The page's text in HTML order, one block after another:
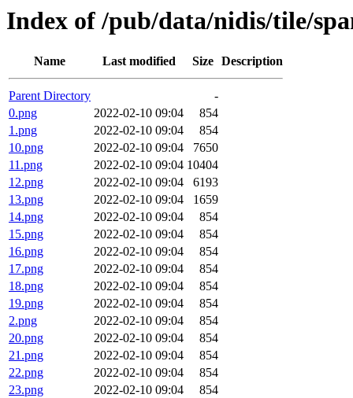
Index of /pub/data/nidis/tile/
Name Last modified Size Description
Parent Directory
-
0.png
2022-02-10 09:04
854
1.png
2022-02-10 09:04
854
10.png
2022-02-10 09:04
7650
11.png
2022-02-10 09:04 10404
12.png
2022-02-10 09:04
6193
13.png
2022-02-10 09:04
1659
14.png
2022-02-10 09:04
854
15.png
2022-02-10 09:04
854
16.png
2022-02-10 09:04
854
17.png
2022-02-10 09:04
854
18.png
2022-02-10 09:04
854
19.png
2022-02-10 09:04
854
2.png
2022-02-10 09:04
854
20.png
2022-02-10 09:04
854
21.png
2022-02-10 09:04
854
22.png
2022-02-10 09:04
854
23.png
2022-02-10 09:04
854